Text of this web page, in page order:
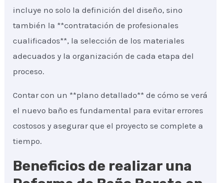
incluye no solo la definición del diseño, sino
también la **contratación de profesionales
cualificados**, la selección de los materiales
adecuados y la organización de cada etapa del
proceso.
Contar con un **plano detallado** de cómo se verá
el nuevo baño es fundamental para evitar errores
costosos y asegurar que el proyecto se complete a
tiempo.
Beneficios de realizar una